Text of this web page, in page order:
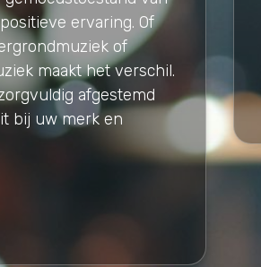
ervaring. Of
of
maakt het verschil.
afgestemd
bij uw merk en